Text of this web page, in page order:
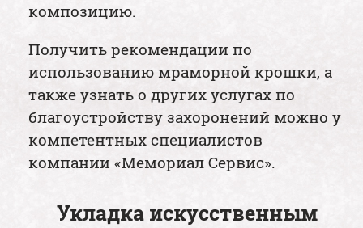
композицию.
Получить рекомендации по
использованию мраморной крошки, а
также узнать о других услугах по
благоустройству захоронений можно у
компетентных специалистов
компании «Мемориал Сервис».
Укладка искусственным